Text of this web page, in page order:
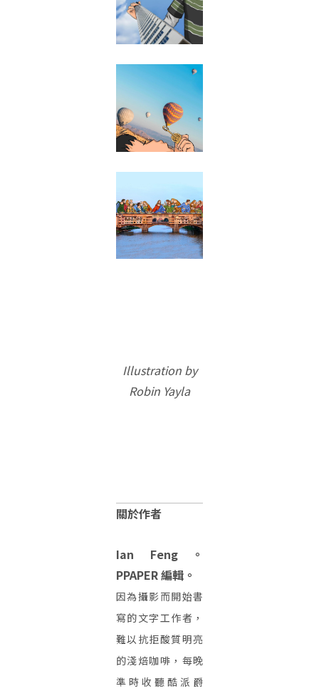
Illustration by
Robin Yayla
關於作者
Ian Feng。
PPAPER 編輯。
因為攝影而開始書
寫的文字工作者，
難以抗拒酸質明亮
的淺焙咖啡，每晚
準時收聽酷派爵